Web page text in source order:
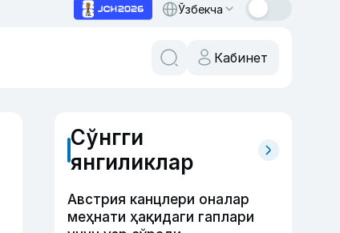
Ўзбекча
Кабинет
Сўнгги
янгиликлар
Австрия канцлери оналар
меҳнати ҳақидаги гаплари